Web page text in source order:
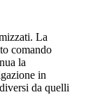
La
comando
la
in
da quelli